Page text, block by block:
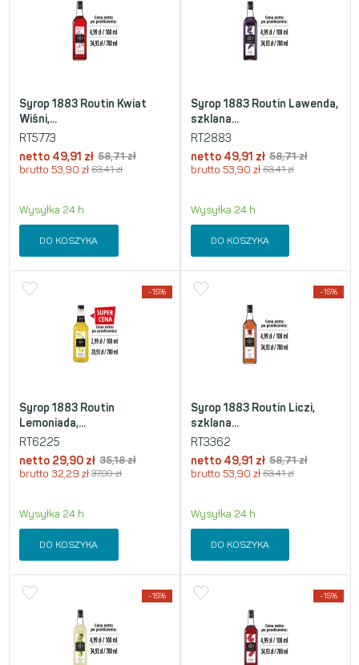
Syrop 1883 Routin Kwiat
Wiśni,...
RT5773
netto 49,91 zł 58,71zł
brutto 53,90 zł 63,41zł
Wysyłka 24 h
DO KOSZYKA
Syrop 1883 Routin Lawenda,
szklana...
RT2883
netto 49,91 zł 58,71zł
brutto 53,90 zł 63,41zł
Wysyłka 24 h
DO KOSZYKA
-15%
Syrop 1883 Routin
Lemoniada,...
RT6225
netto 29,90 zł 35,18zł
brutto 32,29 zł 37,99zł
Wysyłka 24 h
DO KOSZYKA
-15%
Syrop 1883 Routin Liczi,
szklana...
RT3362
netto 49,91 zł 58,71zł
brutto 53,90 zł 63,41zł
Wysyłka 24 h
DO KOSZYKA
-15% -15%